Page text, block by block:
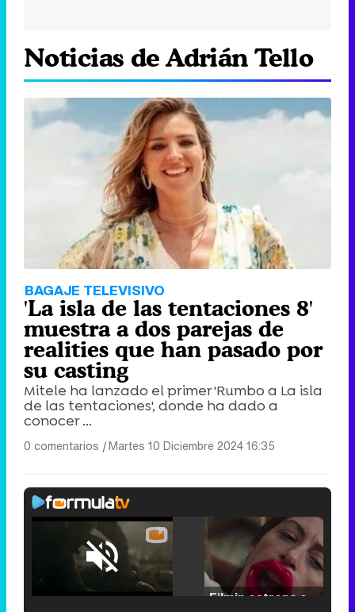
Noticias de Adrián Tello
BAGAJE TELEVISIVO
'La isla de las tentaciones 8'
muestra a dos parejas de
realities que han pasado por
su casting
Mitele ha lanzado el primer 'Rumbo a La isla
de las tentaciones', donde ha dado a
conocer ...
0 comentarios |Martes 10 Diciembre 2024 16:35
Unmute /
Loaded
25.30%